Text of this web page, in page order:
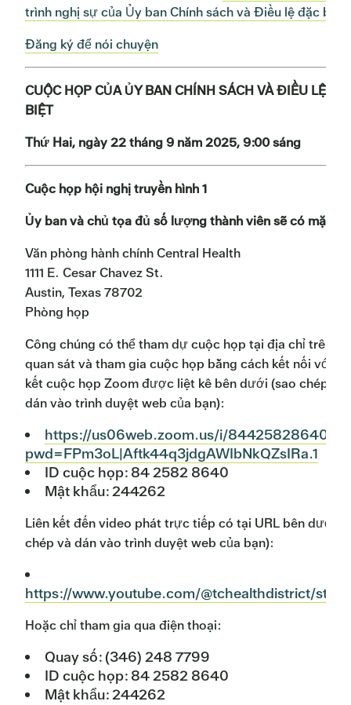
trình nghị sự của Ủy ban Chính sách và Điều lệ đặc biệt
Đăng ký để nói chuyện
CUỘC HỌP CỦA ỦY BAN CHÍNH SÁCH VÀ ĐIỀU LỆ
BIỆT
Thứ Hai, ngày 22 tháng 9 năm 2025, 9:00 sáng
Cuộc họp hội nghị truyền hình 1
Ủy ban và chủ tọa đủ số lượng thành viên sẽ có mặt tại:
Văn phòng hành chính Central Health
1111 E. Cesar Chavez St.
Austin, Texas 78702
Phòng họp
Công chúng có thể tham dự cuộc họp tại địa chỉ trên
quan sát và tham gia cuộc họp bằng cách kết nối với
kết cuộc họp Zoom được liệt kê bên dưới (sao chép và
dán vào trình duyệt web của bạn):
https://us06web.zoom.us/i/84425828640?
pwd=FPm3oL|Aftk44q3jdgAWIbNkQZsIRa.1
ID cuộc họp: 84 2582 8640
Mật khẩu: 244262
Liên kết đến video phát trực tiếp có tại URL bên dưới
chép và dán vào trình duyệt web của bạn):
https://www.youtube.com/@tchealthdistrict/
Hoặc chỉ tham gia qua điện thoại:
Quay số: (346) 248 7799
ID cuộc họp: 84 2582 8640
Mật khẩu: 244262